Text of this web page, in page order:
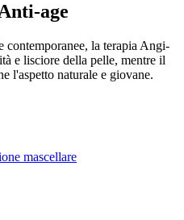
age
contemporanee, la terapia Angi-
e lisciore della pelle, mentre il
l'aspetto naturale e giovane.
mascellare